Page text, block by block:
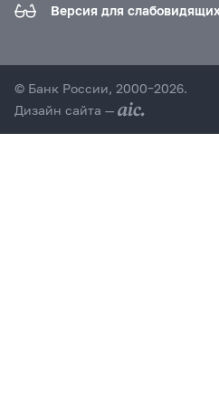
Версия для слабовидящих
© Банк России, 2000–2026.
Дизайн сайта —